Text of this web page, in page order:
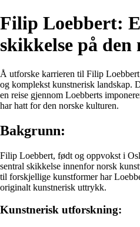
Filip Loebbert:
skikkelse på den
Å utforske karrieren til Filip
og komplekst kunstnerisk landskap.
en reise gjennom Loebberts
har hatt for den norske kulturen.
Bakgrunn:
Filip Loebbert, født og oppvokst i
sentral skikkelse innenfor norsk
til forskjellige kunstformer har
originalt kunstnerisk uttrykk.
Kunstnerisk utforskning: